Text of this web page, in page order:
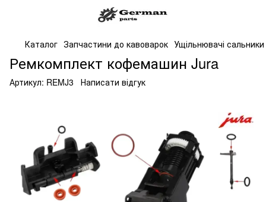
Каталог Запчастини до кавоварок Ущільнювачі
Ремкомплект кофемашин Jura
Артикул: REMJ3 Написати відгук